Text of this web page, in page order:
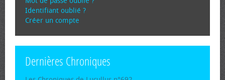
Identifiant oublié ?
Créer un compte
Dernières Chroniques